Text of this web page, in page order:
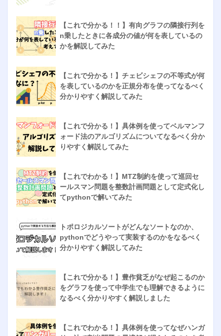
【これで分かる！！】有向グラフの隣接行列を
n乗したときに各成分の値が何を表しているの
かを解説してみた
【これで分かる！】チェビシェフの不等式が何
を表しているのかを正規分布を使ってなるべく
分かりやすく解説してみた
【これで分かる！】具体例を使ってベルマンフ
ォード法のアルゴリズムについてなるべく分か
りやすく解説してみた
【これでわかる！】MTZ制約を使って巡回セ
ールスマン問題を整数計画問題として定式化し
てpythonで解いてみた
トポロジカルソートがどんなソートなのか、
pythonでどうやって実装するのかをなるべく
分かりやすく解説してみた
【これで分かる！】豊作貧乏がなぜ起こるのか
をグラフを使って中学生でも理解できるように
なるべく分かりやすく解説しました
【これでわかる！】具体例を使ってなぜハンガ